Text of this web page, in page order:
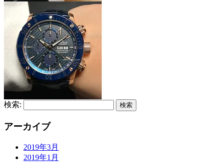
検索:
アーカイブ
2019年3月
2019年1月